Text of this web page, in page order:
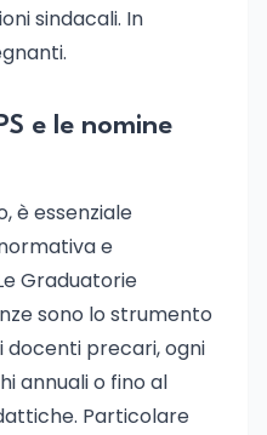
sindacali. In
e le nomine
è essenziale
e
Graduatorie
sono lo strumento
docenti precari, ogni
annuali o fino al
Particolare